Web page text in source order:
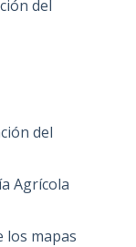
del
del
Agrícola
los mapas